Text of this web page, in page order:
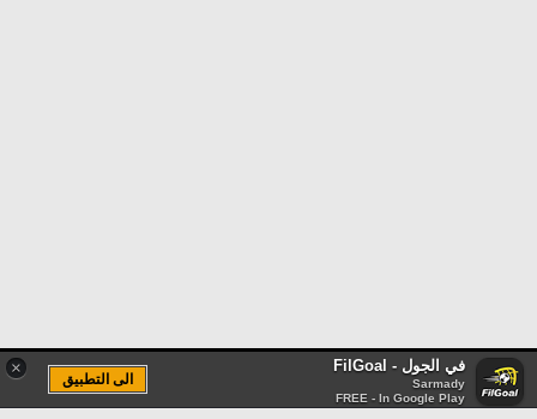
× في الجول - FilGoal
Sarmady
FREE - In Google Play
الى التطبيق